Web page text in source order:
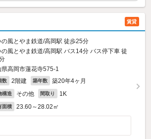
賃貸
の風とやま鉄道/高岡駅 徒歩25分
の風とやま鉄道/高岡駅 バス14分 バス停下車 徒
県高岡市蓮花寺575‐1
数 2階建 築年数 築20年4ヶ月
構造 その他 間取り 1K
面積 23.60～28.02㎡